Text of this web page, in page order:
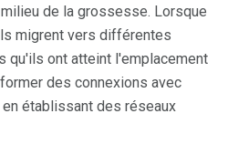
de la grossesse. Lorsque
migrent vers différentes
qu'ils ont atteint l'emplacement
des connexions avec
établissant des réseaux